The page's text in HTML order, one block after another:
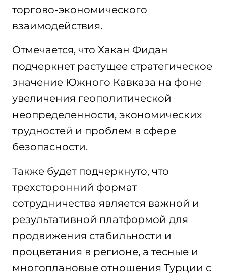
торгово-экономического
взаимодействия.
Отмечается, что Хакан Фидан
подчеркнет растущее стратегическое
значение Южного Кавказа на фоне
увеличения геополитической
неопределенности, экономических
трудностей и проблем в сфере
безопасности.
Также будет подчеркнуто, что
трехсторонний формат
сотрудничества является важной и
результативной платформой для
продвижения стабильности и
процветания в регионе, а тесные и
многоплановые отношения Турции с